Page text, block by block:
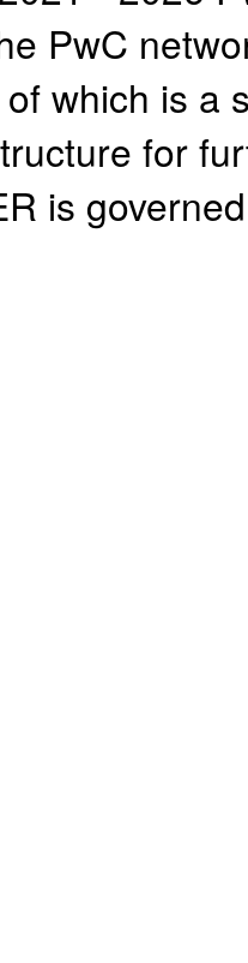
PwC
which is a
for
is